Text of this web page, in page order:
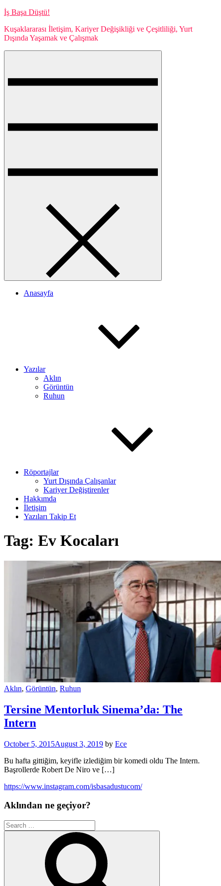
Skip
content
İş Başa Düştü!
Kuşaklararası İletişim, Kariyer Değişikliği ve Çeşitliliği, Yurt
Dışında Yaşamak ve Çalışmak
Anasayfa
Yazılar
Aklın
Görüntün
Ruhun
Röportajlar
Yurt Dışında Çalışanlar
Kariyer Değiştirenler
Hakkımda
İletişim
Yazıları Takip Et
Tag: Ev Kocaları
Aklın, Görüntün, Ruhun
Tersine Mentorluk Sinema’da: The
Intern
October 5, 2015August 3, 2019 by Ece
Bu hafta gittiğim, keyifle izlediğim bir komedi oldu The Intern.
Başrollerde Robert De Niro ve […]
https://www.instagram.com/isbasadustucom/
Aklından ne geçiyor?
Search
for: